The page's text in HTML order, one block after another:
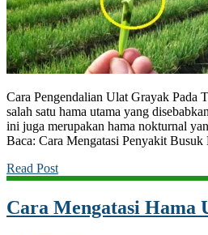
Cara Pengendalian Ulat Grayak Pada
salah satu hama utama yang
ini juga merupakan hama nokturnal
Baca: Cara Mengatasi Penyakit
Read Post
Cara Mengatasi Hama